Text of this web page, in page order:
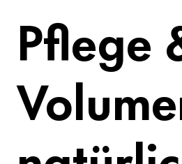
Pflege